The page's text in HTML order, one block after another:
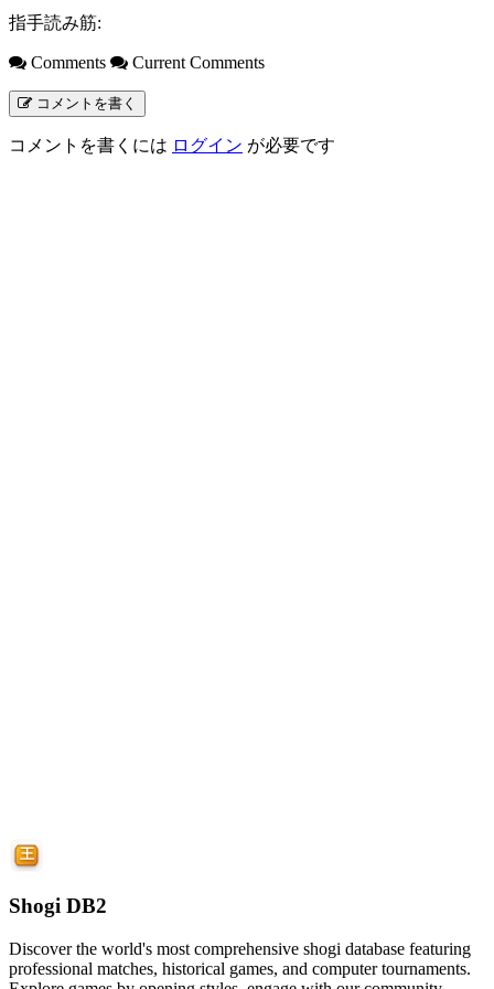
指手読み筋:
Comments Current Comments
コメントを書く
コメントを書くには ログイン が必要です
Shogi DB2
Discover the world's most comprehensive shogi database featuring
professional matches, historical games, and computer tournaments.